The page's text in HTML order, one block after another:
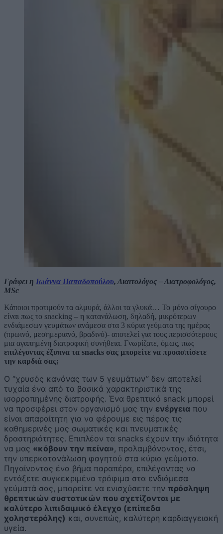
Γράφει η Ιωάννα Παπαδοπούλου, Διαιτολόγος – Διατροφολόγος,
MSc
Κάποιοι προτιμούν τα αλμυρά, άλλοι τα γλυκά… Το μόνο σίγουρο
είναι πως το snacking – η κατανάλωση, δηλαδή, μικρότερων
ενδιάμεσων γευμάτων ανάμεσα στα 3 κύρια γεύματα της ημέρας
(πρωινό, μεσημεριανό, βραδινό)- αποτελεί για τους περισσότερους
μια αγαπημένη διατροφική συνήθεια. Γνωρίζατε, όμως, πως
επιλέγοντας έξυπνα τα snacks σας μπορείτε να προασπίσετε
την καρδιά σας;
Ο ‘’χρυσός κανόνας των 5 γευμάτων’’ δεν αποτελεί
τυχαία ένα από τα βασικά χαρακτηριστικά της
ισορροπημένης διατροφής. Ένα θρεπτικό snack μπορεί
να προσφέρει στον οργανισμό μας την ενέργεια που
είναι απαραίτητη για να φέρουμε εις πέρας τις
καθημερινές μας σωματικές και πνευματικές
δραστηριότητες. Επιπλέον τα snacks έχουν την ιδιότητα
να μας «κόβουν την πείνα», προλαμβάνοντας, έτσι,
την υπερκατανάλωση φαγητού στα κύρια γεύματα.
Πηγαίνοντας ένα βήμα παραπέρα, επιλέγοντας να
εντάξετε συγκεκριμένα τρόφιμα στα ενδιάμεσα
γεύματά σας, μπορείτε να ενισχύσετε την πρόσληψη
θρεπτικών συστατικών που σχετίζονται με
καλύτερο λιπιδαιμικό έλεγχο (επίπεδα
χοληστερόλης) και, συνεπώς, καλύτερη καρδιαγγειακή
υγεία.